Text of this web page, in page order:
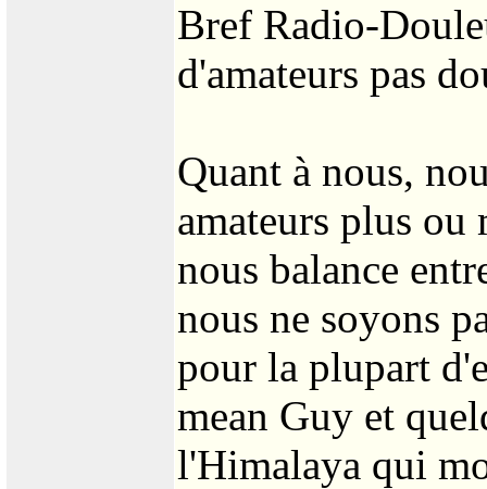
Bref Radio-
d'amateurs pas
Quant à nous,
amateurs plus
nous balance
nous ne soyons
pour la plupart
mean Guy et
l'Himalaya qui